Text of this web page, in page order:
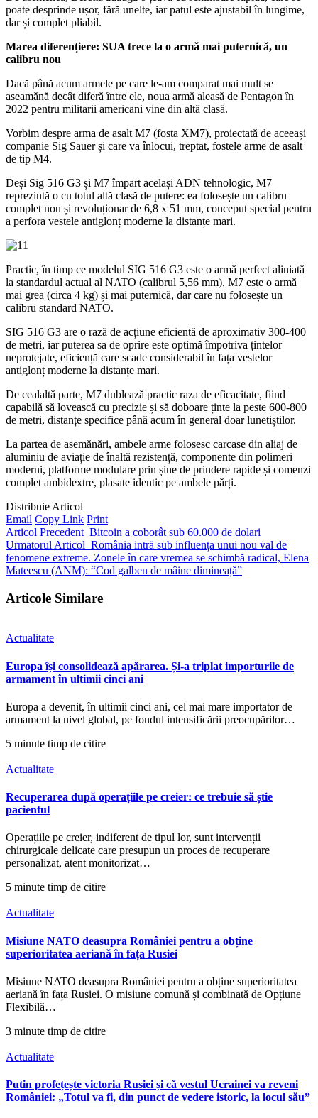
poate desprinde ușor, fără unelte, iar patul este ajustabil în lungime,
dar și complet pliabil.
Marea diferențiere: SUA trece la o armă mai puternică, un
calibru nou
Dacă până acum armele pe care le-am comparat mai mult se
aseamănă decât diferă între ele, noua armă aleasă de Pentagon în
2022 pentru militarii americani vine din altă clasă.
Vorbim despre arma de asalt M7 (fosta XM7), proiectată de aceeași
companie Sig Sauer și care va înlocui, treptat, fostele arme de asalt
de tip M4.
Deși Sig 516 G3 și M7 împart același ADN tehnologic, M7
reprezintă o cu totul altă clasă de putere: ea folosește un calibru
complet nou și revoluționar de 6,8 x 51 mm, conceput special pentru
a perfora vestele antiglonț moderne la distanțe mari.
Practic, în timp ce modelul SIG 516 G3 este o armă perfect aliniată
la standardul actual al NATO (calibrul 5,56 mm), M7 este o armă
mai grea (circa 4 kg) și mai puternică, dar care nu folosește un
calibru standard NATO.
SIG 516 G3 are o rază de acțiune eficientă de aproximativ 300-400
de metri, iar puterea sa de oprire este optimă împotriva țintelor
neprotejate, eficiență care scade considerabil în fața vestelor
antiglonț moderne la distanțe mari.
De cealaltă parte, M7 dublează practic raza de eficacitate, fiind
capabilă să lovească cu precizie și să doboare ținte la peste 600-800
de metri, distanțe specifice până acum în general doar lunetiștilor.
La partea de asemănări, ambele arme folosesc carcase din aliaj de
aluminiu de aviație de înaltă rezistență, componente din polimeri
moderni, platforme modulare prin șine de prindere rapide și comenzi
complet ambidextre, plasate identic pe ambele părți.
Distribuie Articol
Email Copy Link Print
Articol Precedent Bitcoin a coborât sub 60.000 de dolari
Urmatorul Articol România intră sub influența unui nou val de
fenomene extreme. Zonele în care vremea se schimbă radical, Elena
Mateescu (ANM): “Cod galben de mâine dimineață”
Articole Similare
Actualitate
Europa își consolidează apărarea. Și-a triplat importurile de
armament în ultimii cinci ani
Europa a devenit, în ultimii cinci ani, cel mai mare importator de
armament la nivel global, pe fondul intensificării preocupărilor…
5 minute timp de citire
Actualitate
Recuperarea după operațiile pe creier: ce trebuie să știe
pacientul
Operațiile pe creier, indiferent de tipul lor, sunt intervenții
chirurgicale delicate care presupun un proces de recuperare
personalizat, atent monitorizat…
5 minute timp de citire
Actualitate
Misiune NATO deasupra României pentru a obține
superioritatea aeriană în fața Rusiei
Misiune NATO deasupra României pentru a obține superioritatea
aeriană în fața Rusiei. O misiune comună și combinată de Opțiune
Flexibilă…
3 minute timp de citire
Actualitate
Putin profețește victoria Rusiei și că vestul Ucrainei va reveni
României: „Totul va fi, din punct de vedere istoric, la locul său”